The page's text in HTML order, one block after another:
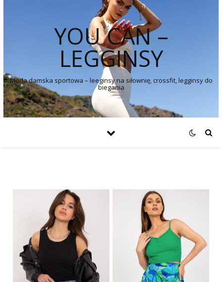
YOU CAN –
LEGGINSY
Moda damska sportowa – leeginsy na siłownię, crossfit, legginsy do
biegania